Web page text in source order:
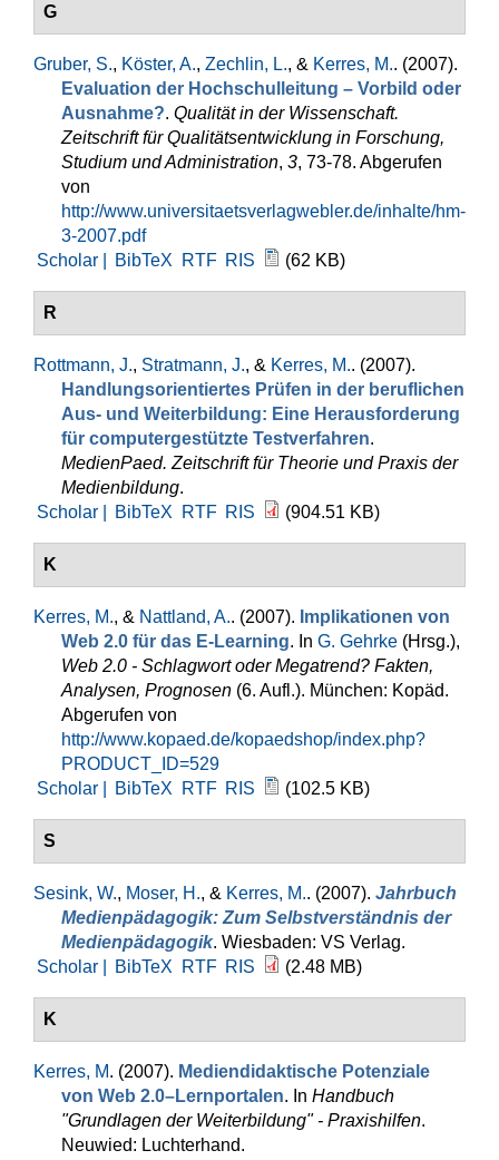
G
Gruber, S., Köster, A., Zechlin, L., & Kerres, M.. (2007).
Evaluation der Hochschulleitung – Vorbild oder
Ausnahme?. Qualität in der Wissenschaft.
Zeitschrift für Qualitätsentwicklung in Forschung,
Studium und Administration, 3, 73-78. Abgerufen
von
http://www.universitaetsverlagwebler.de/inhalte/hm-
3-2007.pdf
Scholar |
BibTeX RTF RIS (62 KB)
R
Rottmann, J., Stratmann, J., & Kerres, M.. (2007).
Handlungsorientiertes Prüfen in der beruflichen
Aus- und Weiterbildung: Eine Herausforderung
für computergestützte Testverfahren.
MedienPaed. Zeitschrift für Theorie und Praxis der
Medienbildung.
Scholar |
BibTeX RTF RIS (904.51 KB)
K
Kerres, M., & Nattland, A.. (2007). Implikationen von
Web 2.0 für das E-Learning. In G. Gehrke (Hrsg.),
Web 2.0 - Schlagwort oder Megatrend? Fakten,
Analysen, Prognosen (6. Aufl.). München: Kopäd.
Abgerufen von
http://www.kopaed.de/kopaedshop/index.php?
PRODUCT_ID=529
Scholar |
BibTeX RTF RIS (102.5 KB)
S
Sesink, W., Moser, H., & Kerres, M.. (2007). Jahrbuch
Medienpädagogik: Zum Selbstverständnis der
Medienpädagogik. Wiesbaden: VS Verlag.
Scholar |
BibTeX RTF RIS (2.48 MB)
K
Kerres, M. (2007). Mediendidaktische Potenziale
von Web 2.0–Lernportalen. In Handbuch
"Grundlagen der Weiterbildung" - Praxishilfen.
Neuwied: Luchterhand.